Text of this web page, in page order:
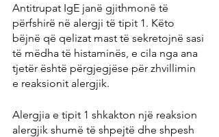
Antitrupat IgE janë gjithmonë të
përfshirë në alergji të tipit 1. Këto
bëjnë që qelizat mast të sekretojnë sasi
të mëdha të histaminës, e cila nga ana
tjetër është përgjegjëse për zhvillimin
e reaksionit alergjik.
Alergjia e tipit 1 shkakton një reaksion
alergjik shumë të shpejtë dhe shpesh